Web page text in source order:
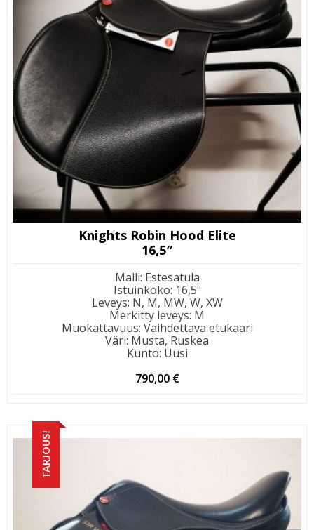
Knights Robin Hood Elite
16,5″
Malli: Estesatula
Istuinkoko: 16,5"
Leveys: N, M, MW, W, XW
Merkitty leveys: M
Muokattavuus: Vaihdettava etukaari
Väri: Musta, Ruskea
Kunto: Uusi
790,00 €
TARJOUS!